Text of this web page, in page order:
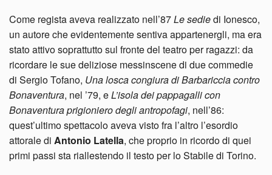
Come regista aveva realizzato nell’87Le sediedi Ionesco,
un autore che evidentemente sentiva appartenergli, ma era
stato attivo soprattutto sul fronte del teatro per ragazzi: da
ricordare le sue deliziose messinscene di due commedie
di Sergio Tofano, Una losca congiura di Barbariccia contro
Bonaventura, nel ’79, eL’isola dei pappagalli con
Bonaventura prigioniero degli antropofagi, nell’86:
quest’ultimo spettacolo aveva visto fra l’altro l’esordio
attorale di Antonio Latella, che proprio in ricordo di quei
primi passi sta riallestendo il testo per lo Stabile di Torino.